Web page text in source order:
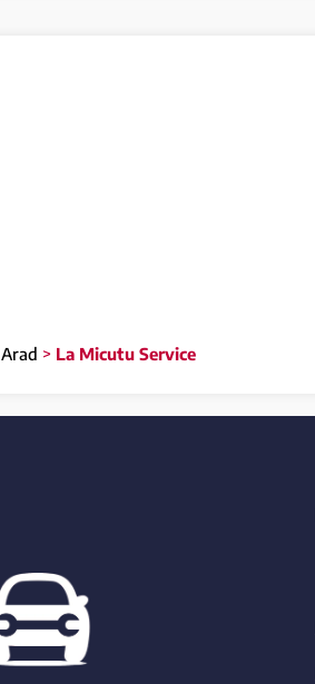
Arad > La Micutu Service